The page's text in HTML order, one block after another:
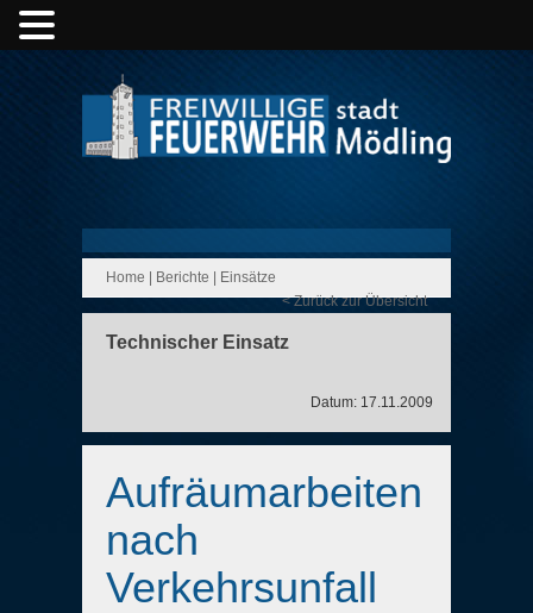
Home Berichte
Einsätze
< Zurück zur Übersicht
Technischer Einsatz
Datum: 17.11.2009
Aufräumarbeiten
nach
Verkehrsunfall